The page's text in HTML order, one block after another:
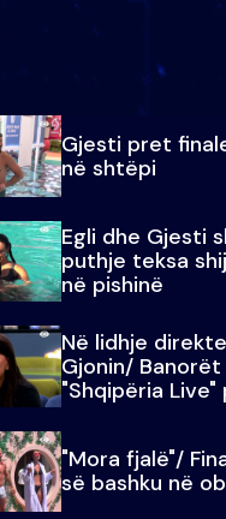
Gjesti pret
në shtëpi
Egli dhe Gjesti
puthje teksa
në pishinë
Në lidhje
Gjonin/ Banorët
"Shqipëria
madhe
"Mora fjalë"/
së bashku në